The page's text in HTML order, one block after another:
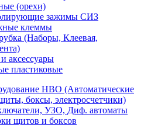
(орехи)
зажимы СИЗ
клеммы
(Наборы, Клеевая,
аксессуары
пластиковые
НВО (Автоматические
боксы, электросчетчики)
УЗО, Диф. автоматы
щитов и боксов